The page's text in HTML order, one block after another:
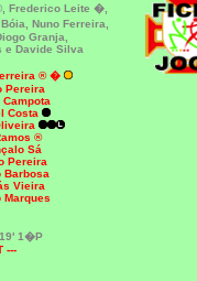
Frederico Leite �,
Nuno Ferreira,
Granja,
e Davide Silva
® �
Pereira
Campota
Costa
®
Sá
Pereira
Barbosa
Vieira
Marques
19' 1�P
---